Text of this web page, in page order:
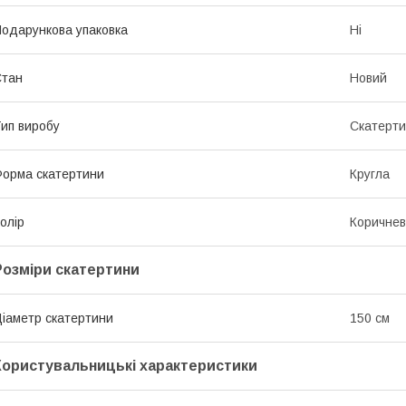
упаковка Ні
Новий
виробу
скатертини Кругла
скатертини
скатертини 150 см
характеристики